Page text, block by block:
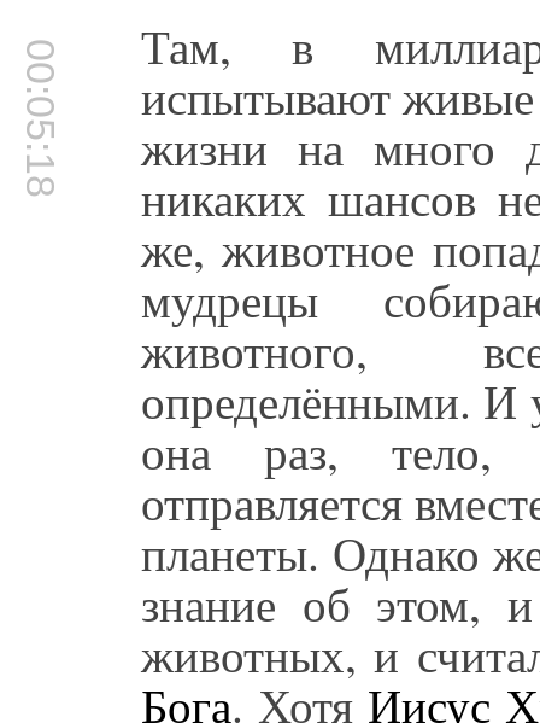
00:05:18 Там, в
испытывают
жизни на много
никаких шансов
же, животное
мудрецы
животного,
определёнными. И
она раз,
отправляется
планеты. Однако
знание об этом,
животных, и
Бога. Хотя Иисус